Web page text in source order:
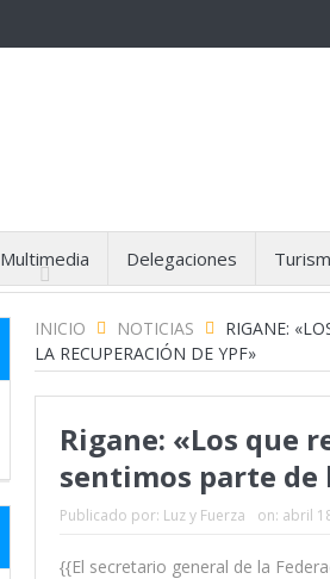
Multimedia Delegaciones
INICIO NOTICIAS
RIGANE:
LA RECUPERACIÓN DE YPF»
Rigane: «Los que
sentimos parte de
Publicado por: Luz y Fuerza on: abril
{{El secretario general de la